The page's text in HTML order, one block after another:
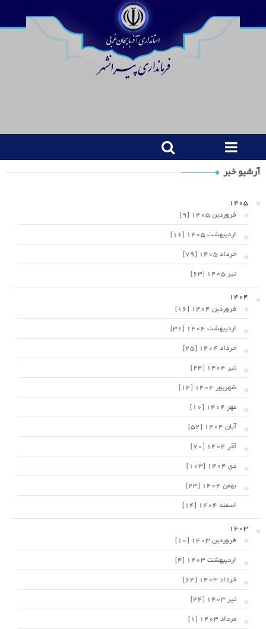
Shop
Category
Widget
آرشیو خبر
1405
فروردین 1405 [9]
اردیبهشت 1405 [16]
خرداد 1405 [79]
تیر 1405 [63]
1404
فروردین 1404 [16]
اردیبهشت 1404 [32]
خرداد 1404 [25]
تیر 1404 [24]
شهریور 1404 [14]
مهر 1404 [10]
آبان 1404 [52]
آذر 1404 [70]
دی 1404 [103]
بهمن 1404 [23]
اسفند 1404 [14]
1403
فروردین 1403 [10]
اردیبهشت 1403 [4]
خرداد 1403 [64]
تیر 1403 [44]
مرداد 1403 [1]